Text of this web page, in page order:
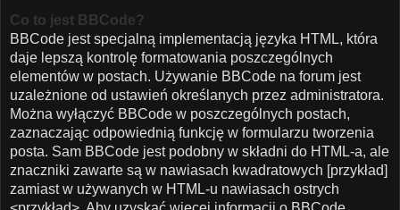
Co to jest BBCode?
BBCode jest specjalną implementacją języka HTML, która
daje lepszą kontrolę formatowania poszczególnych
elementów w postach. Używanie BBCode na forum jest
uzależnione od ustawień określanych przez administratora.
Można wyłączyć BBCode w poszczególnych postach,
zaznaczając odpowiednią funkcję w formularzu tworzenia
posta. Sam BBCode jest podobny w składni do HTML-a, ale
znaczniki zawarte są w nawiasach kwadratowych [przykład]
zamiast w używanych w HTML-u nawiasach ostrych